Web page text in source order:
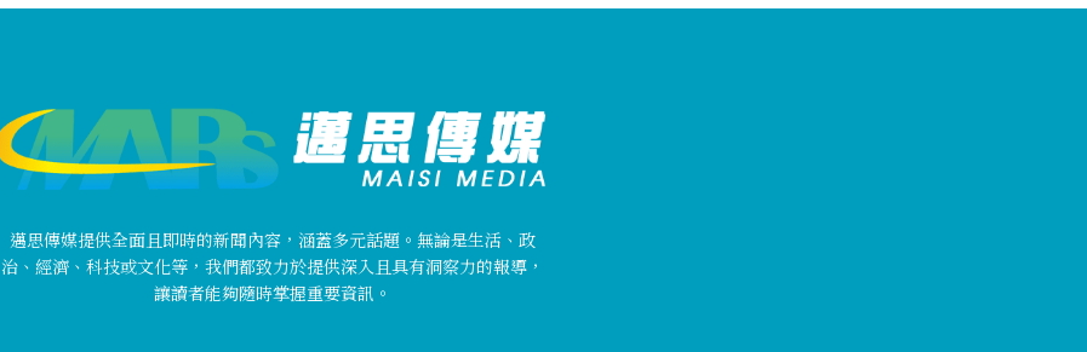
邁思傳媒提供全面且即時的新聞內容，涵蓋多元話題。無論是生活、政
治、經濟、科技或文化等，我們都致力於提供深入且具有洞察力的報導，
讓讀者能夠隨時掌握重要資訊。